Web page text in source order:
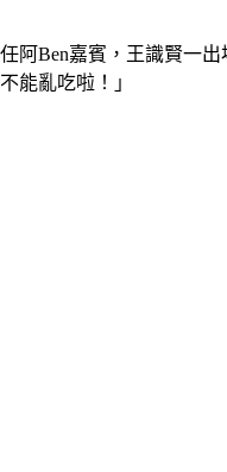
阿Ben嘉賓，王識賢一
能亂吃啦！」